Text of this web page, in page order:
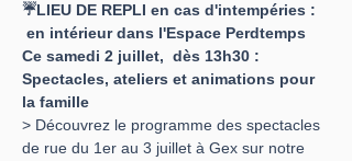
☔LIEU DE REPLI en cas d'intempéries :
en intérieur dans l'Espace Perdtemps
Ce samedi 2 juillet,  dès 13h30 :
Spectacles, ateliers et animations pour
la famille
> Découvrez le programme des spectacles
de rue du 1er au 3 juillet à Gex sur notre